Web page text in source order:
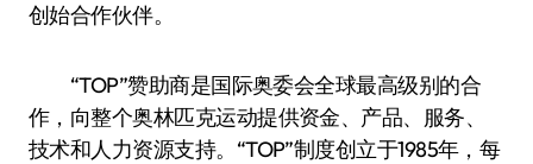
创始合作伙伴。
“TOP”赞助商是国际奥委会全球最高级别的合
作，向整个奥林匹克运动提供资金、产品、服务、
技术和人力资源支持。“TOP”制度创立于1985年，每